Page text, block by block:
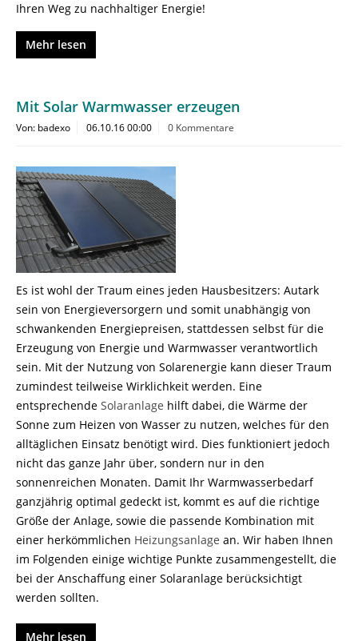
Ihren Weg zu nachhaltiger Energie!
Mehr lesen
Mit Solar Warmwasser erzeugen
Von: badexo 06.10.16 00:00 0 Kommentare
Es ist wohl der Traum eines jeden Hausbesitzers: Autark
sein von Energieversorgern und somit unabhängig von
schwankenden Energiepreisen, stattdessen selbst für die
Erzeugung von Energie und Warmwasser verantwortlich
sein. Mit der Nutzung von Solarenergie kann dieser Traum
zumindest teilweise Wirklichkeit werden. Eine
entsprechende Solaranlage hilft dabei, die Wärme der
Sonne zum Heizen von Wasser zu nutzen, welches für den
alltäglichen Einsatz benötigt wird. Dies funktioniert jedoch
nicht das ganze Jahr über, sondern nur in den
sonnenreichen Monaten. Damit Ihr Warmwasserbedarf
ganzjährig optimal gedeckt ist, kommt es auf die richtige
Größe der Anlage, sowie die passende Kombination mit
einer herkömmlichen Heizungsanlage an. Wir haben Ihnen
im Folgenden einige wichtige Punkte zusammengestellt, die
bei der Anschaffung einer Solaranlage berücksichtigt
werden sollten.
Mehr lesen